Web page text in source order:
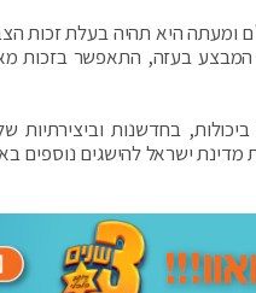
ומעתה היא תהיה בעלת זכות
המבצע בעזה, התאפשר בזכות
בחדשנות וביצירתיות
מדינת ישראל להישגים נוספים